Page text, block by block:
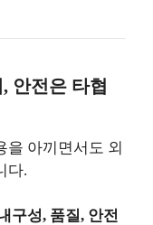
안전은 타협
을 아끼면서도 외
다.
구성, 품질, 안전